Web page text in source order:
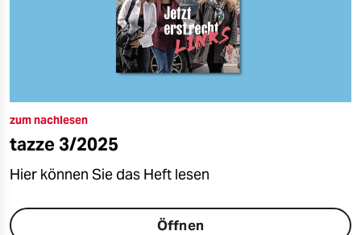
zum nachlesen
tazze 3/2025
Hier können Sie das Heft lesen
Öffnen